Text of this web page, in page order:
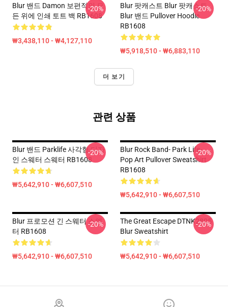
Blur 밴드 Damon 보편적인 모
든 위에 인쇄 토트 백 RB1608
₩3,438,110 - ₩4,127,110
-20%
Blur 팟캐스트 Blur 팟캐스트
Blur 밴드 Pullover Hoodie
RB1608
₩5,918,510 - ₩6,883,110
-20%
더 보기
관련 상품
Blur 밴드 Parklife 사각형 디자
인 스웨터 스웨터 RB1608
₩5,642,910 - ₩6,607,510
-20%
Blur Rock Band- Park Life-
Pop Art Pullover Sweatshirt
RB1608
₩5,642,910 - ₩6,607,510
-20%
Blur 프로모션 긴 스웨터 스웨
터 RB1608
₩5,642,910 - ₩6,607,510
-20%
The Great Escape DTNK2805
Blur Sweatshirt
₩5,642,910 - ₩6,607,510
-20%